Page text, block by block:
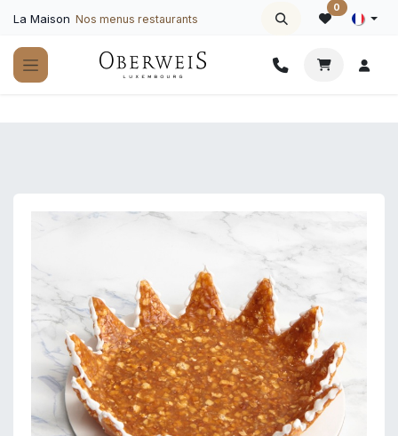
La Maison Nos menus restaurants
0